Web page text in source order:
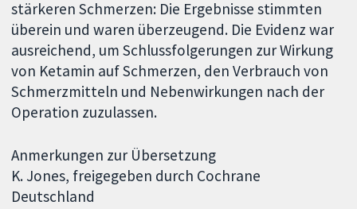
stärkeren Schmerzen: Die Ergebnisse stimmten
überein und waren überzeugend. Die Evidenz war
ausreichend, um Schlussfolgerungen zur Wirkung
von Ketamin auf Schmerzen, den Verbrauch von
Schmerzmitteln und Nebenwirkungen nach der
Operation zuzulassen.
Anmerkungen zur Übersetzung
K. Jones, freigegeben durch Cochrane
Deutschland